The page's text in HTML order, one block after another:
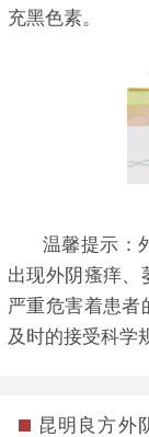
充黑色素。
温馨提示：外
出现外阴瘙痒、
严重危害着患者
及时的接受科学
昆明良方外